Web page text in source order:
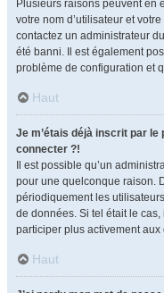
Plusieurs raisons peuvent en
votre nom d’utilisateur et
contactez un administrateur
été banni. Il est également
problème de configuration et
Haut
Je m’étais déjà inscrit par
connecter ?!
Il est possible qu’un
pour une quelconque raison.
périodiquement les
de données. Si tel était le
participer plus activement
Haut